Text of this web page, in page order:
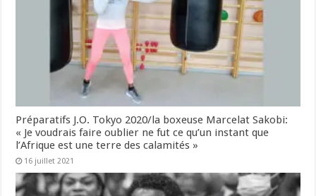
Préparatifs J.O. Tokyo 2020/la boxeuse Marcelat Sakobi:
« Je voudrais faire oublier ne fut ce qu’un instant que
l’Afrique est une terre des calamités »
16 juillet 2021